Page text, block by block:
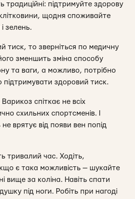
традиційні: підтримуйте здорову
щодня споживайте
зелень.
тиск, то зверніться по медичну
зменшить зміна способу
та ваги, а можливо, потрібно
здоровий тиск.
спіткає не всіх
схильних спортсменів. І
врятує від появи вен попід
тривалий час. Ходіть,
є така можливість — шукайте
вище за коліна. Навіть спати
під ноги. Робіть при нагоді